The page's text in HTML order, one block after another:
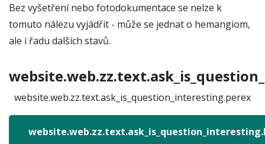
Bez vyšetření nebo fotodokumentace se nelze k
tomuto nálezu vyjádřit - může se jednat o hemangiom,
ale i řadu dalších stavů.
website.web.zz.text.ask_is_question_interesting.perex